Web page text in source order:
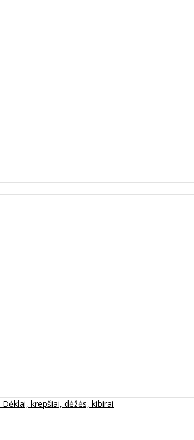
Dėklai, krepšiai, dėžės, kibirai